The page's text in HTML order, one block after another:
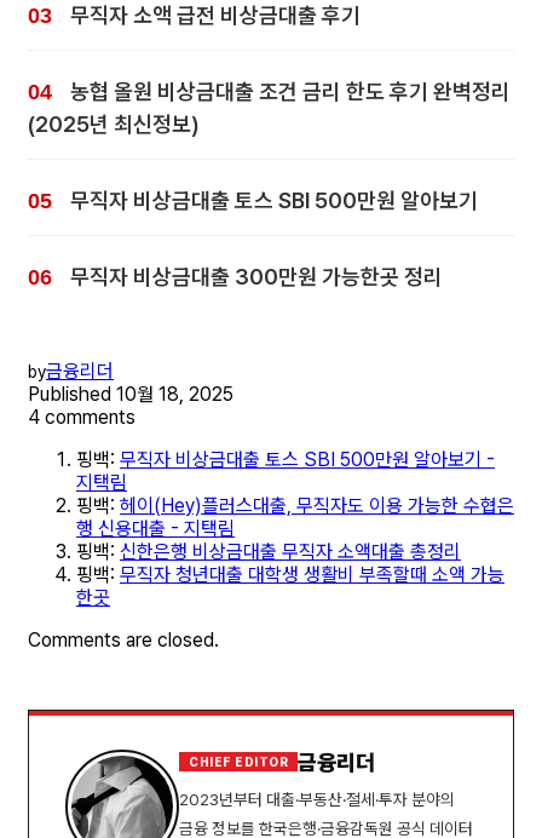
무직자 소액 급전 비상금대출 후기
농협 올원 비상금대출 조건 금리 한도 후기 완벽정리
(2025년 최신정보)
무직자 비상금대출 토스 SBI 500만원 알아보기
무직자 비상금대출 300만원 가능한곳 정리
by금융리더
Published 10월 18, 2025
4 comments
핑백: 무직자 비상금대출 토스 SBI 500만원 알아보기 -
지택림
핑백: 헤이(Hey)플러스대출, 무직자도 이용 가능한 수협은
행 신용대출 - 지택림
핑백: 신한은행 비상금대출 무직자 소액대출 총정리
핑백: 무직자 청년대출 대학생 생활비 부족할때 소액 가능
한곳
Comments are closed.
CHIEF EDITOR 금융리더
2023년부터 대출·부동산·절세·투자 분야의
금융 정보를 한국은행·금융감독원 공식 데이터